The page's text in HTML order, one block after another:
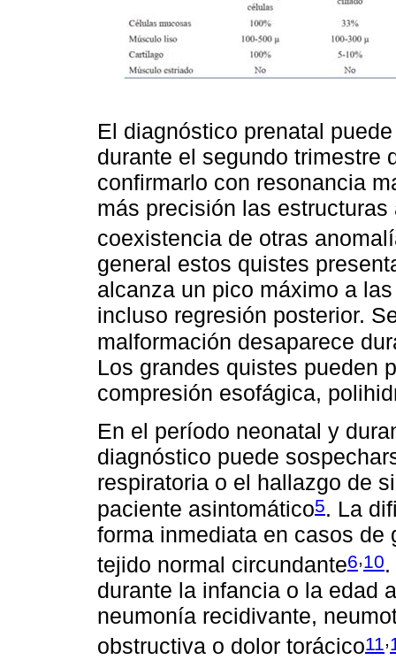
El diagnóstico prenatal
durante el segundo trimestre
confirmarlo con resonancia
más precisión las
coexistencia de otras
general estos quistes
alcanza un pico máximo a
incluso regresión posterior.
malformación desaparece
Los grandes quistes pueden
compresión esofágica,
En el período neonatal y
diagnóstico puede
respiratoria o el hallazgo de
paciente asintomático5. La
forma inmediata en casos de
tejido normal circundante6,10
durante la infancia o la edad
neumonía recidivante,
obstructiva o dolor torácico11 ,